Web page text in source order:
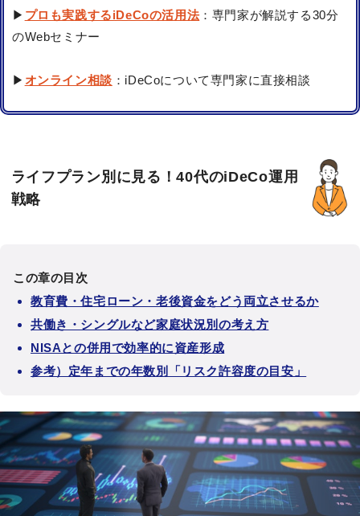
▶ プロも実践するiDeCoの活用法：専門家が解説する30分
のWebセミナー
▶ オンライン相談 ：iDeCoについて専門家に直接相談
ライフプラン別に見る！40代のiDeCo運用
戦略
この章の目次
教育費・住宅ローン・老後資金をどう両立させるか
共働き・シングルなど家庭状況別の考え方
NISAとの併用で効率的に資産形成
参考）定年までの年数別「リスク許容度の目安」